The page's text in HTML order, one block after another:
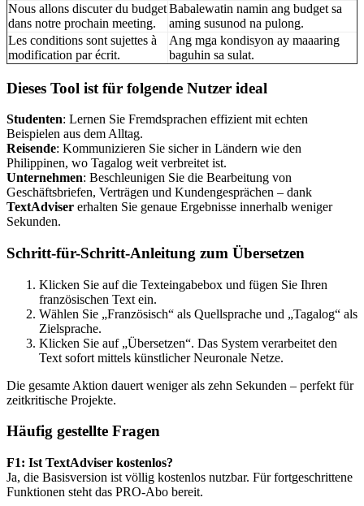
Nous allons discuter du budget
dans notre prochain meeting.
Babalewatin namin ang budget sa
aming susunod na pulong.
Les conditions sont sujettes à
modification par écrit.
Ang mga kondisyon ay maaaring
baguhin sa sulat.
Dieses Tool ist für folgende Nutzer ideal
Studenten: Lernen Sie Fremdsprachen effizient mit echten
Beispielen aus dem Alltag.
Reisende: Kommunizieren Sie sicher in Ländern wie den
Philippinen, wo Tagalog weit verbreitet ist.
Unternehmen: Beschleunigen Sie die Bearbeitung von
Geschäftsbriefen, Verträgen und Kundengesprächen – dank
TextAdviser erhalten Sie genaue Ergebnisse innerhalb weniger
Sekunden.
Schritt-für-Schritt-Anleitung zum Übersetzen
Klicken Sie auf die Texteingabebox und fügen Sie Ihren
französischen Text ein.
Wählen Sie „Französisch“ als Quellsprache und „Tagalog“ als
Zielsprache.
Klicken Sie auf „Übersetzen“. Das System verarbeitet den
Text sofort mittels künstlicher Neuronale Netze.
Die gesamte Aktion dauert weniger als zehn Sekunden – perfekt für
zeitkritische Projekte.
Häufig gestellte Fragen
F1: Ist TextAdviser kostenlos?
Ja, die Basisversion ist völlig kostenlos nutzbar. Für fortgeschrittene
Funktionen steht das PRO-Abo bereit.